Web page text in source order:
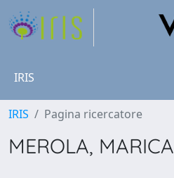
IRIS
IRIS Pagina ricercatore
MEROLA, MARICA